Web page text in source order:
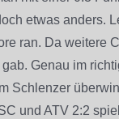
etwas anders.
ran. Da weitere
Genau im
Schlenzer
und ATV 2:2